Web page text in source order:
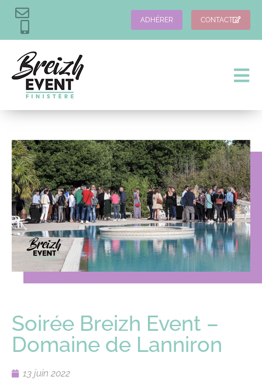
ADHÉRER CONTACT
Soirée Breizh Event –
Domaine de Lanniron
13 juin 2022